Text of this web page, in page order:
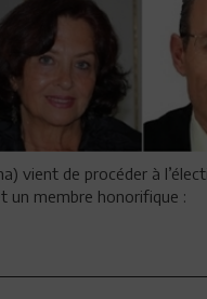
vient de procéder à
un membre honorifique :